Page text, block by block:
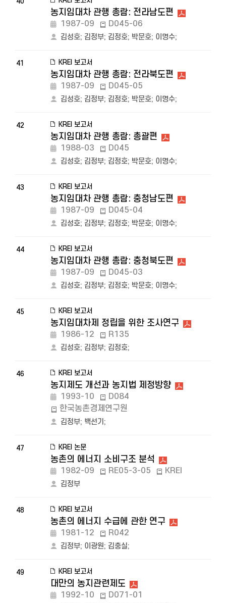
농지임대차 관행 총람: 전라남도편
1987-09 D045-06
김성호; 김정부; 김정호; 박문호; 이명수;
41 KREI 보고서
농지임대차 관행 총람: 전라북도편
1987-09 D045-05
김성호; 김정부; 김정호; 박문호; 이명수;
42 KREI 보고서
농지임대차 관행 총람: 총괄편
1988-03 D045
김성호; 김정부; 김정호; 박문호; 이명수;
43 KREI 보고서
농지임대차 관행 총람: 충청남도편
1987-09 D045-04
김성호; 김정부; 김정호; 박문호; 이명수;
44 KREI 보고서
농지임대차 관행 총람: 충청북도편
1987-09 D045-03
김성호; 김정부; 김정호; 박문호; 이명수;
45 KREI 보고서
농지임대차제 정립을 위한 조사연구
1986-12 R135
김성호; 김정부; 김정호;
46 KREI 보고서
농지제도 개선과 농지법 제정방향
1993-10
D084
한국농촌경제연구원
김정부; 백선기 ;
47 KREI 논문
농촌의 에너지 소비구조 분석
1982-09 RE05-3-05 KREI
김정부
48 KREI 보고서
농촌의 에너지 수급에 관한 연구
1981-12 R042
김정부; 이광원; 김충실;
49 KREI 보고서
대만의 농지관련제도
1992-10 D071-01